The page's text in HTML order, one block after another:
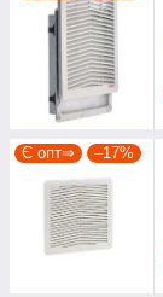
Є опт⇒ –17%